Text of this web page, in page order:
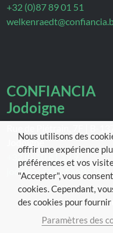
+32 (0)87 89 01 51
CONFIANCIA
Jodoigne
Jodoigne
+32 (0)10 81 19 97
jodoigne@confiancia.be
Nous utilisons des
offrir une expérience
préférences et vos
"Accepter", vous
cookies. Cependant,
des cookies pour
Paramètres des